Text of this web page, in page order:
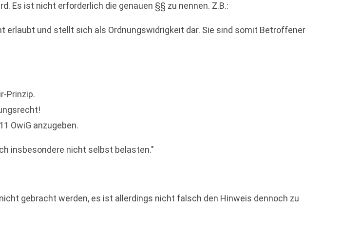
Es ist nicht erforderlich die genauen §§ zu nennen. Z.B.:
erlaubt und stellt sich als Ordnungswidrigkeit dar. Sie sind somit Betroffener
Prinzip.
OwiG anzugeben.
insbesondere nicht selbst belasten."
gebracht werden, es ist allerdings nicht falsch den Hinweis dennoch zu